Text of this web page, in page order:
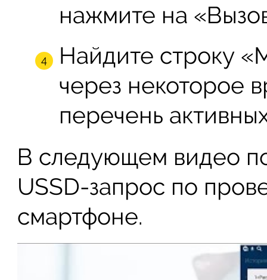
нажмите на
Найдите строку
через некоторое
перечень
В следующем видео
USSD-запрос по
смартфоне.